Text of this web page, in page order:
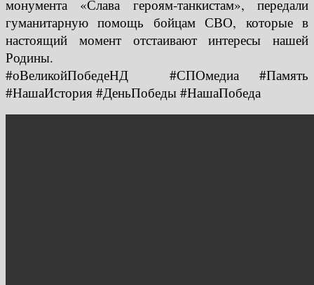
монумента «Слава героям‑танкистам», передали
гуманитарную помощь бойцам СВО, которые в
настоящий момент отстаивают интересы нашей
Родины.
#оВеликойПобедеНД #СПОмедиа #Память
#НашаИстория #ДеньПобеды #НашаПобеда